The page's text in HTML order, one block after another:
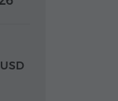
USD